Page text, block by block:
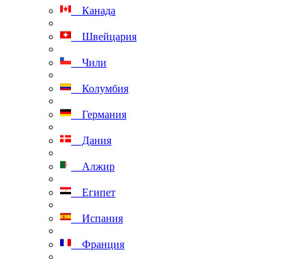
Канада
Швейцария
Чили
Колумбия
Германия
Дания
Алжир
Египет
Испания
Франция